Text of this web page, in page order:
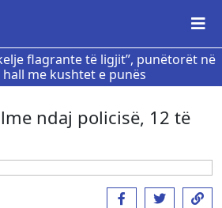
flagrante të ligjit”, punëtorët në
hall me kushtet e punës
ndaj policisë, 12 të